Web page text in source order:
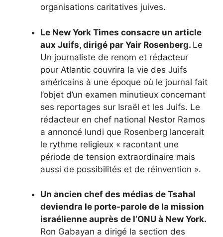
organisations caritatives juives.
Le New York Times consacre un article
aux Juifs, dirigé par Yair Rosenberg. Le
Un journaliste de renom et rédacteur
pour Atlantic couvrira la vie des Juifs
américains à une époque où le journal fait
l’objet d’un examen minutieux concernant
ses reportages sur Israël et les Juifs. Le
rédacteur en chef national Nestor Ramos
a annoncé lundi que Rosenberg lancerait
le rythme religieux « racontant une
période de tension extraordinaire mais
aussi de possibilités et de réinvention ».
Un ancien chef des médias de Tsahal
deviendra le porte-parole de la mission
israélienne auprès de l’ONU à New York.
Ron Gabayan a dirigé la section des